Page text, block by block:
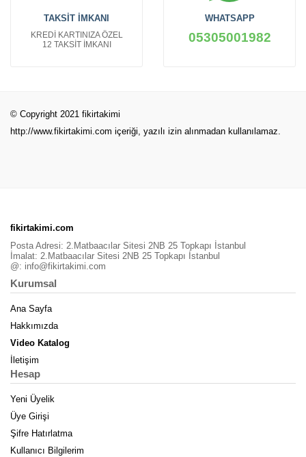
TAKSİT İMKANI
KREDİ KARTINIZA ÖZEL
12 TAKSİT İMKANI
WHATSAPP
05305001982
© Copyright 2021 fikirtakimi
http://www.fikirtakimi.com içeriği, yazılı izin alınmadan kullanılamaz.
fikirtakimi.com
Posta Adresi: 2.Matbaacılar Sitesi 2NB 25 Topkapı İstanbul
İmalat: 2.Matbaacılar Sitesi 2NB 25 Topkapı İstanbul
@: info@fikirtakimi.com
Kurumsal
Ana Sayfa
Hakkımızda
Video Katalog
İletişim
Hesap
Yeni Üyelik
Üye Girişi
Şifre Hatırlatma
Kullanıcı Bilgilerim